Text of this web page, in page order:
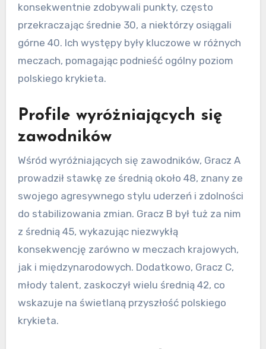
konsekwentnie zdobywali punkty, często
przekraczając średnie 30, a niektórzy osiągali
górne 40. Ich występy były kluczowe w różnych
meczach, pomagając podnieść ogólny poziom
polskiego krykieta.
Profile wyróżniających się
zawodników
Wśród wyróżniających się zawodników, Gracz A
prowadził stawkę ze średnią około 48, znany ze
swojego agresywnego stylu uderzeń i zdolności
do stabilizowania zmian. Gracz B był tuż za nim
z średnią 45, wykazując niezwykłą
konsekwencję zarówno w meczach krajowych,
jak i międzynarodowych. Dodatkowo, Gracz C,
młody talent, zaskoczył wielu średnią 42, co
wskazuje na świetlaną przyszłość polskiego
krykieta.